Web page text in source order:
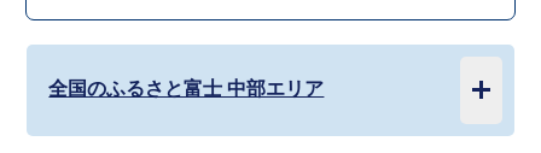
全国のふるさと富士 中部エリア